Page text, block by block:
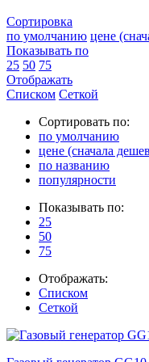
Сортировка
по умолчанию цене
Показывать по
25 50 75
Отображать
Списком Сеткой
Сортировать по:
по умолчанию
цене (сначала
по названию
популярности
Показывать по:
25
50
75
Отображать:
Списком
Сеткой